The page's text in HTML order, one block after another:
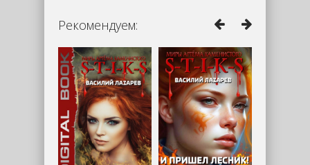
Рекомендуем: